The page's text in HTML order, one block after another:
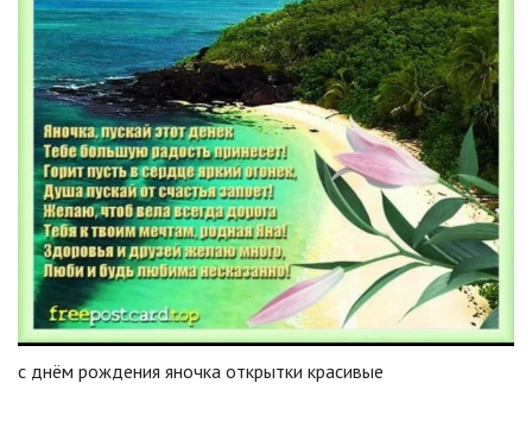
с днём рождения яночка открытки красивые